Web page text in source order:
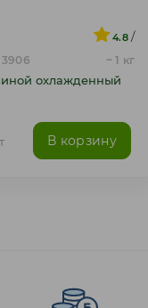
4.8 /
~ 1 кг
охлажденный
В корзину